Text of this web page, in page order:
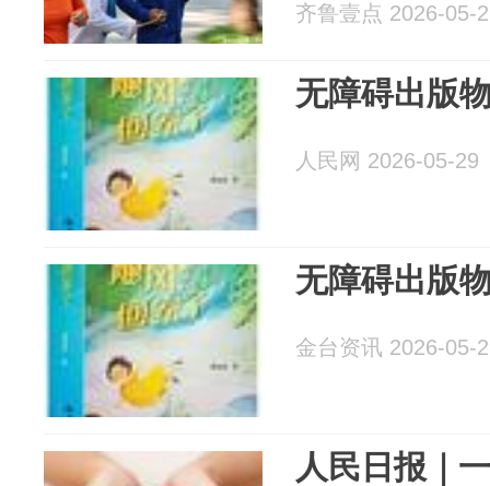
齐鲁壹点 2026-05-
无障碍出版
人民网 2026-05-29
无障碍出版
金台资讯 2026-05-
人民日报｜